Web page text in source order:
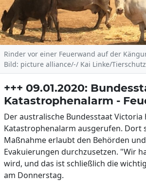
Rinder vor einer Feuerwand auf der
Bild: picture alliance/-/ Kai Linke/
+++ 09.01.2020:
Katastrophenalarm -
Der australische Bundesstaat
Katastrophenalarm ausgerufen. Dort
Maßnahme erlaubt den Behörden
Evakuierungen durchzusetzen. "Wir
wird, und das ist schließlich die
am Donnerstag.